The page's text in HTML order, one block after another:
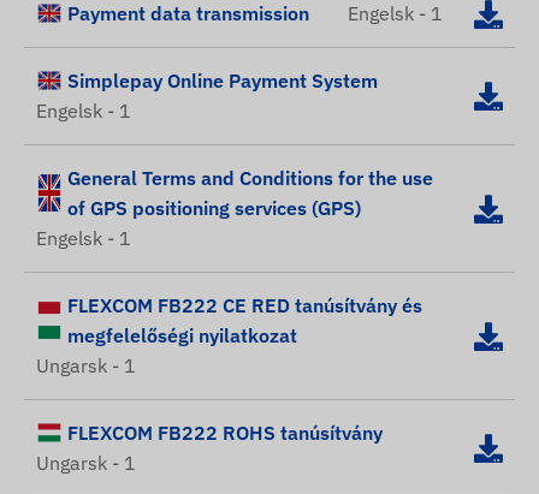
Payment data transmission Engelsk - 1
Simplepay Online Payment System
Engelsk - 1
General Terms and Conditions for the use
of GPS positioning services (GPS)
Engelsk - 1
FLEXCOM FB222 CE RED tanúsítvány és
megfelelőségi nyilatkozat
Ungarsk - 1
FLEXCOM FB222 ROHS tanúsítvány
Ungarsk - 1